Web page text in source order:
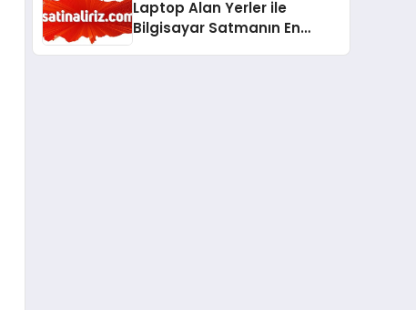
Laptop Alan Yerler ile
Bilgisayar Satmanın En